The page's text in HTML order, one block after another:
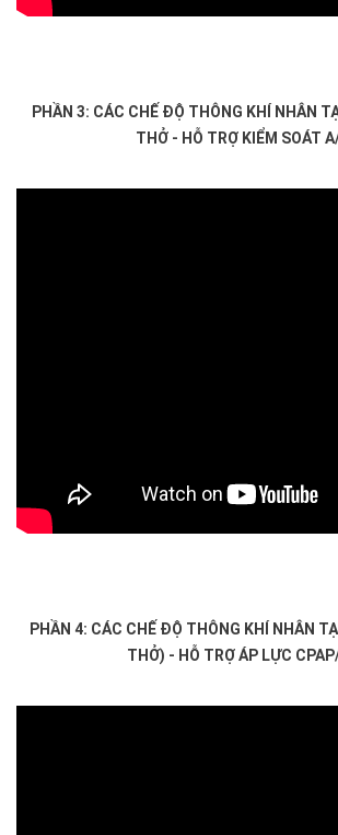
PHẦN 3: CÁC CHẾ ĐỘ THÔNG KHÍ NHÂN
THỞ - HỖ TRỢ KIỂM SOÁT
PHẦN 4: CÁC CHẾ ĐỘ THÔNG KHÍ NHÂN
THỞ) - HỖ TRỢ ÁP LỰC